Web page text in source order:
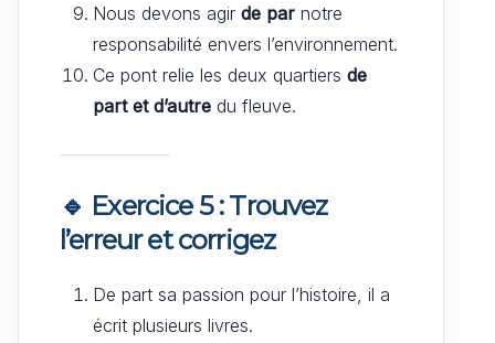
Nous devons agir de par notre
responsabilité envers l’environnement.
Ce pont relie les deux quartiers de
part et d’autre du fleuve.
🔹 Exercice 5 : Trouvez
l’erreur et corrigez
De part sa passion pour l’histoire, il a
écrit plusieurs livres.